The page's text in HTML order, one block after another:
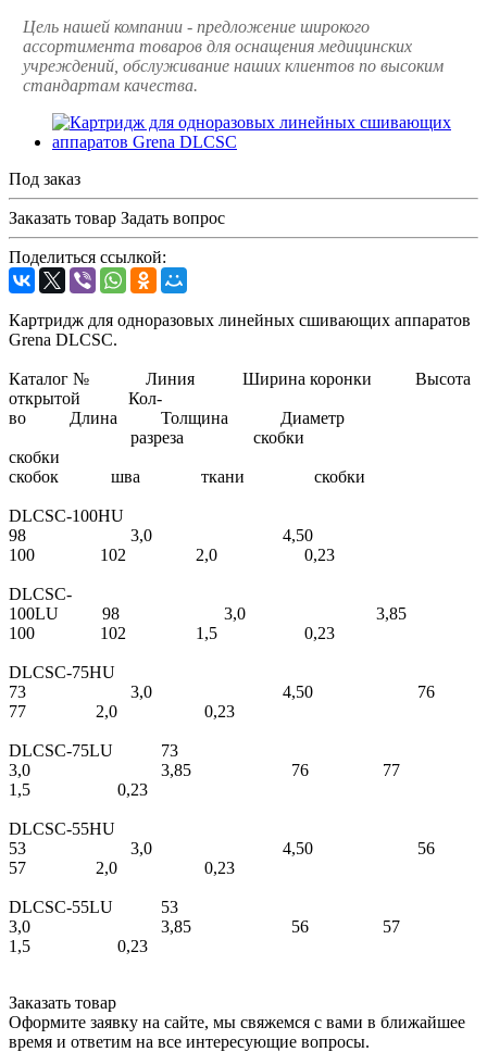
Цель нашей компании - предложение широкого
ассортимента товаров для оснащения медицинских
учреждений, обслуживание наших клиентов по высоким
стандартам качества.
Под заказ
Заказать товар Задать вопрос
Поделиться ссылкой:
Картридж для одноразовых линейных сшивающих аппаратов
Grena DLCSC.
Каталог № Линия Ширина коронки Высота
открытой Кол-
во Длина Толщина Диаметр
разреза скобки
скобки
скобок шва ткани скобки
DLCSC-100HU
98 3,0 4,50
100 102 2,0 0,23
DLCSC-
100LU 98 3,0
100 102 1,5 0,23
DLCSC-75HU
73 3,0 4,50
77 2,0 0,23
DLCSC-75LU 73
3,0 3,85 76 77
1,5 0,23
DLCSC-55HU
53 3,0 4,50
57 2,0 0,23
DLCSC-55LU 53
3,0 3,85 56 57
1,5 0,23
Заказать товар
Оформите заявку на сайте, мы свяжемся с вами в ближайшее
время и ответим на все интересующие вопросы.